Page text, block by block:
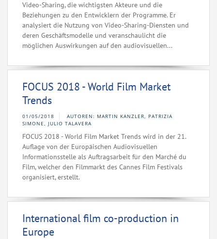
Video-Sharing, die wichtigsten Akteure und die
Beziehungen zu den Entwicklern der Programme. Er
analysiert die Nutzung von Video-Sharing-Diensten und
deren Geschäftsmodelle und veranschaulicht die
möglichen Auswirkungen auf den audiovisuellen...
FOCUS 2018 - World Film Market
Trends
01/05/2018
AUTOREN: MARTIN KANZLER, PATRIZIA
SIMONE, JULIO TALAVERA
FOCUS 2018 - World Film Market Trends wird in der 21.
Auflage von der Europäischen Audiovisuellen
Informationsstelle als Auftragsarbeit für den Marché du
Film, welcher den Filmmarkt des Cannes Film Festivals
organisiert, erstellt.
International film co-production in
Europe